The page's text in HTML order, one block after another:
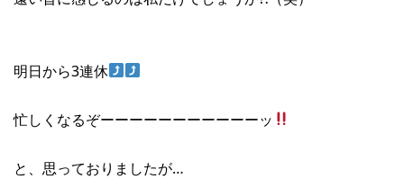
明日から3連休
忙しくなるぞーーーーーーーーーーーッ
と、思っておりましたが…